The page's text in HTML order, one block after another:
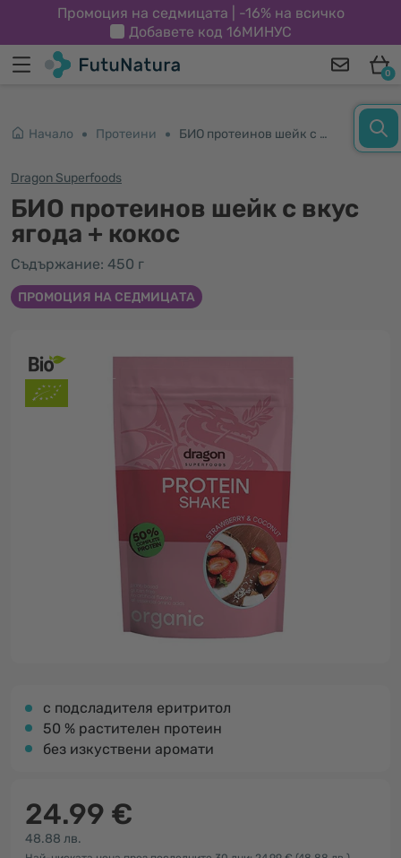
Промоция на седмицата | -16% на всичко
Добавете код 16МИНУС
0
Начало Протеини БИО протеинов шейк с вкус ягода + кокос
Dragon Superfoods
БИО протеинов шейк с вкус
ягода + кокос
Съдържание: 450 г
ПРОМОЦИЯ НА СЕДМИЦАТА
с подсладителя еритритол
50 % растителен протеин
без изкуствени аромати
24.99 €
48.88 лв.